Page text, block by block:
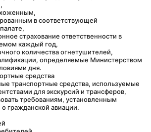
каждый год,
количества огнетушителей,
дня.
средства
для экскурсий и трансферов,
требованиям, установленным
гражданской авиации.